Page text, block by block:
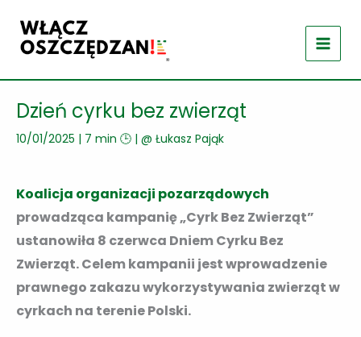
treści
Dzień cyrku bez zwierząt
10/01/2025 | 7 min 🕒 | @ Łukasz Pająk
Koalicja organizacji pozarządowych
prowadząca kampanię „Cyrk Bez Zwierząt”
ustanowiła 8 czerwca Dniem Cyrku Bez
Zwierząt. Celem kampanii jest wprowadzenie
prawnego zakazu wykorzystywania zwierząt w
cyrkach na terenie Polski.